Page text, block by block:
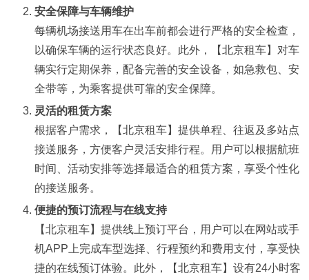
安全保障与车辆维护
每辆机场接送用车在出车前都会进行严格的安全检查，
以确保车辆的运行状态良好。此外，【北京租车】对车
辆实行定期保养，配备完善的安全设备，如急救包、安
全带等，为乘客提供可靠的安全保障。
灵活的租赁方案
根据客户需求，【北京租车】提供单程、往返及多站点
接送服务，方便客户灵活安排行程。用户可以根据航班
时间、活动安排等选择最适合的租赁方案，享受个性化
的接送服务。
便捷的预订流程与在线支持
【北京租车】提供线上预订平台，用户可以在网站或手
机APP上完成车型选择、行程预约和费用支付，享受快
捷的在线预订体验。此外，【北京租车】设有24小时客